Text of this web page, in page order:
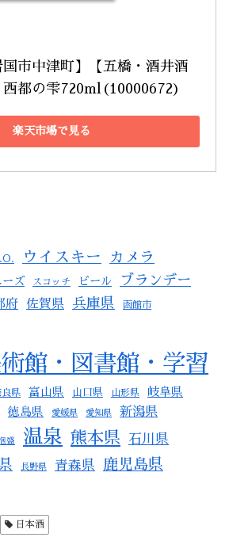
国市中津町】【五橋・酒井酒
西都の雫720ml(10000672)
楽天市場で見る
ウイスキー カメラ
ーズ スコッチ ビール ブランデー
府 佐賀県 兵庫県 函館市
館・図書館・学習
良県 富山県 山口県 山形県 岐阜県
徳島県 愛媛県 愛知県 新潟県
盛 温泉 熊本県 石川県
長野県 青森県 鹿児島県
日本酒